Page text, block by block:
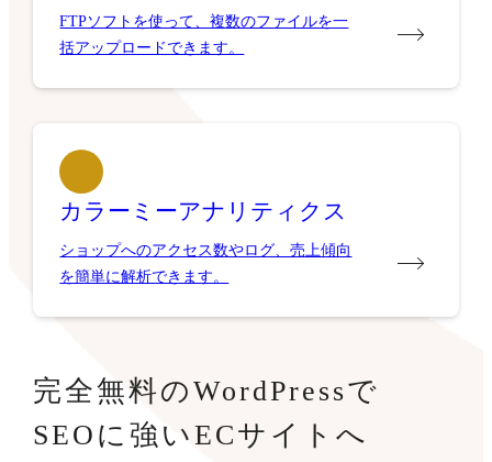
FTPソフトを使って、複数のファイルを一
括アップロードできます。
カラーミーアナリティクス
ショップへのアクセス数やログ、売上傾向
を簡単に解析できます。
完全無料のWordPressで
SEOに強いECサイトへ